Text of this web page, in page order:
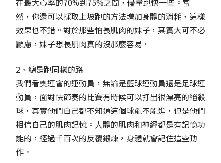
在最大心率的70%到75%之間，儘量跑快一些。當
然，你還可以採取上坡跑的方法增加身體的消耗，這樣
效果也不錯。對於那些怕長肌肉的妹子，其實大可不必
顧慮，妹子想長肌肉真的沒那麼容易。
2、總是跑同樣的路
我們看奧運會的運動員，無論是籃球運動員還是足球運
動員，面對快節奏的比賽有時候可以打出很漂亮的絕殺
球，其實他們自己都不知道這個球能不能進，但是他們
相信自己的肌肉記憶。人體的肌肉和神經都是有記憶功
能的，經過千百次的反覆鍛煉，身體就會記住這些動
作。